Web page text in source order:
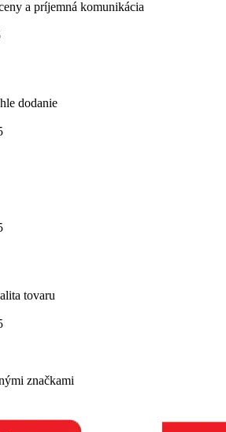
a príjemná komunikácia
dodanie
tovaru
značkami